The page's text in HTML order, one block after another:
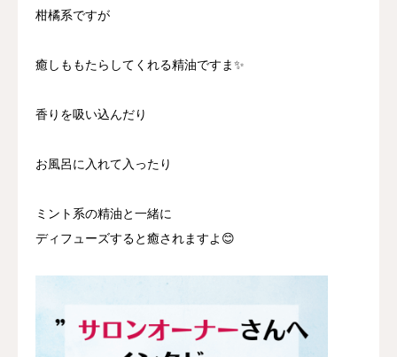
柑橘系ですが
癒しももたらしてくれる精油ですま✨
香りを吸い込んだり
お風呂に入れて入ったり
ミント系の精油と一緒に
ディフューズすると癒されますよ😊